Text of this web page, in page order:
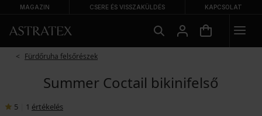
MAGAZIN CSERE ÉS VISSZAKÜLDÉS KAPCSOLAT
Fürdőruha felsőrészek
Summer Coctail bikinifelső
5 1 értékelés